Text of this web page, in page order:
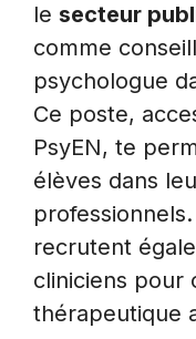
le secteur
comme
psychologue
Ce poste,
PsyEN, te
élèves dans
recrutent
cliniciens pour
thérapeutique